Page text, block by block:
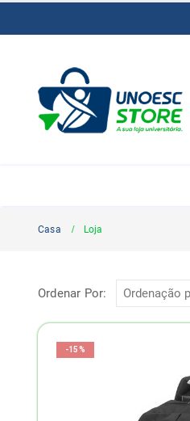
Casa Loja
Ordenar Por:
-15%